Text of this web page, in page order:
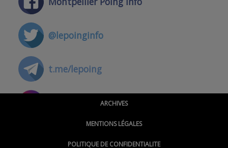
@lepoinginfo
t.me/lepoing
@montpellierpoinginfo
ARCHIVES
MENTIONS LÉGALES
POLITIQUE DE CONFIDENTIALITE